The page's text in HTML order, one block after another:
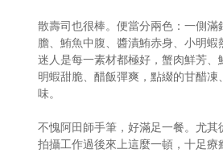
散壽司也很棒。便當分兩色：一側
膽、鮪魚中腹、醬漬鮪赤身、小明
迷人是每一素材都極好，蟹肉鮮芳、
明蝦甜脆、醋飯彈爽，點綴的甘醋
味。
不愧阿田師手筆，好滿足一餐。尤
拍攝工作過後來上這麼一頓，十足療